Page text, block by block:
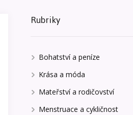
Rubriky
Bohatství a peníze
Krása a móda
Mateřství a rodičovství
Menstruace a cykličnost